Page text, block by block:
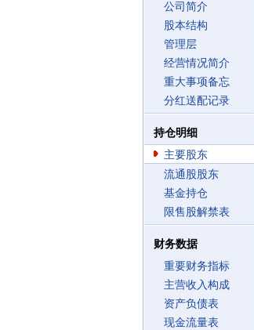
公司简介
股本结构
管理层
经营情况简介
重大事项备忘
分红送配记录
持仓明细
主要股东
流通股股东
基金持仓
限售股解禁表
财务数据
重要财务指标
主营收入构成
资产负债表
现金流量表